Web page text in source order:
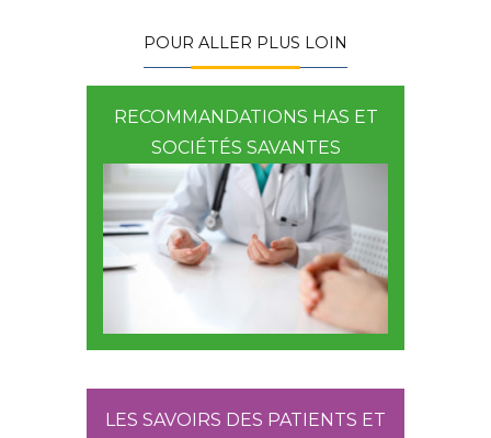
POUR ALLER PLUS LOIN
RECOMMANDATIONS HAS ET
SOCIÉTÉS SAVANTES
LES SAVOIRS DES PATIENTS ET